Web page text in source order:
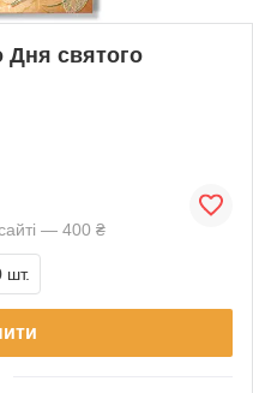
Дня святого
— 400 ₴
шт.